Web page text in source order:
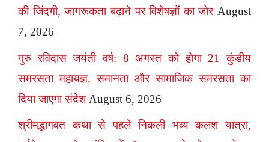
की जिंदगी, जागरूकता बढ़ाने पर विशेषज्ञों का जोर August
7, 2026
गुरु रविदास जयंती वर्ष: 8 अगस्त को होगा 21 कुंडीय
समरसता महायज्ञ, समानता और सामाजिक समरसता का
दिया जाएगा संदेश August 6, 2026
श्रीमद्भागवत कथा से पहले निकली भव्य कलश यात्रा,